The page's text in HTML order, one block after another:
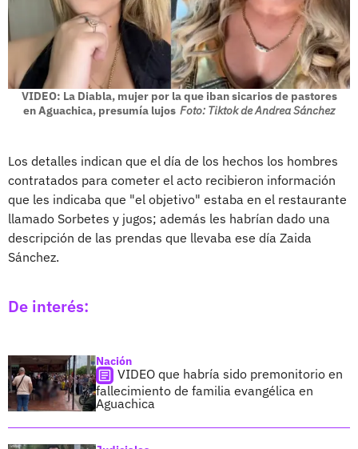
VIDEO: La Diabla, mujer por la que iban sicarios de pastores
en Aguachica, presumía lujos Foto: Tiktok de Andrea Sánchez
Los detalles indican que el día de los hechos los hombres
contratados para cometer el acto recibieron información
que les indicaba que "el objetivo" estaba en el restaurante
llamado Sorbetes y jugos; además les habrían dado una
descripción de las prendas que llevaba ese día Zaida
Sánchez.
De interés:
Nación
VIDEO que habría sido premonitorio en
fallecimiento de familia evangélica en
Aguachica